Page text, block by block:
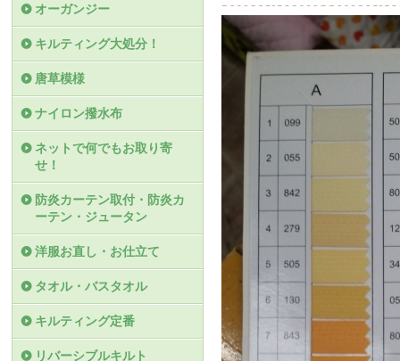
オーガンジー
キルティング大処分！
唐草模様
ナイロン撥水布
ネットで何でもお取り寄
せ！
防炎カーテン取付・防炎カ
ーテン・ジュータン
洋服お直し・お仕立て
タオル・バスタオル
キルティング定番
リバーシブルキルト